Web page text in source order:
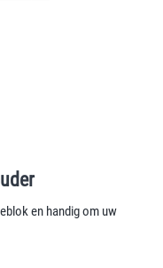
en handig om uw